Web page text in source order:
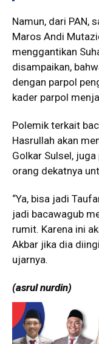
Namun, dari PAN,
Maros Andi
menggantikan
disampaikan,
dengan parpol
kader parpol
Polemik terkait
Hasrullah akan
Golkar Sulsel,
orang dekatnya
“Ya, bisa jadi
jadi bacawagub
rumit. Karena ini
Akbar jika dia
ujarnya.
(asrul nurdin)